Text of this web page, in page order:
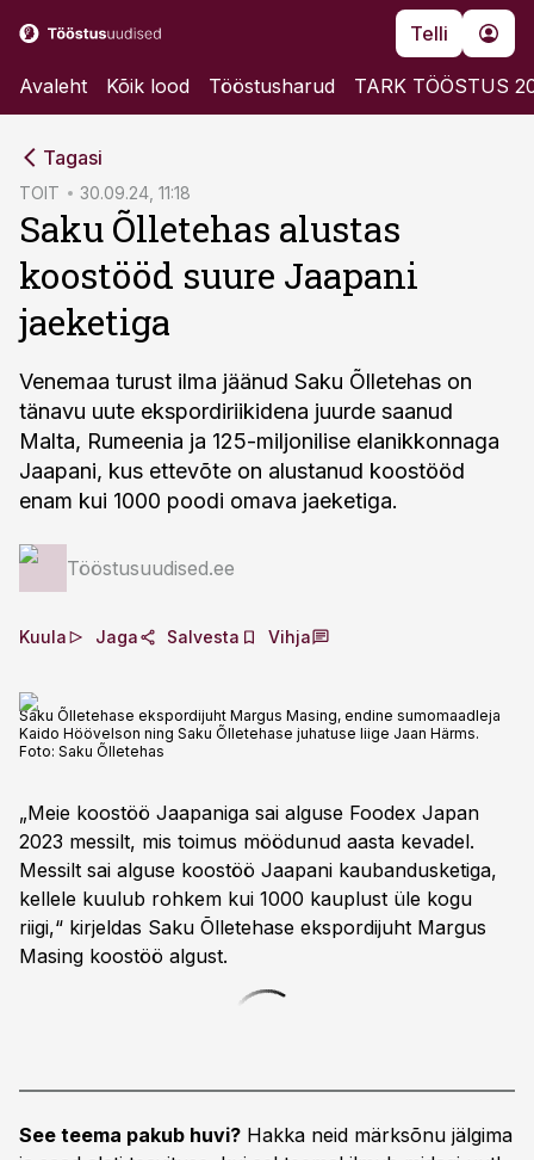
Telli
Avaleht Kõik lood Tööstusharud TARK TÖÖSTUS
Tagasi
TOIT 30.09.24, 11:18
Saku Õlletehas alustas
koostööd suure Jaapani
jaeketiga
Venemaa turust ilma jäänud Saku Õlletehas on
tänavu uute ekspordiriikidena juurde saanud
Malta, Rumeenia ja 125-miljonilise elanikkonnaga
Jaapani, kus ettevõte on alustanud koostööd
enam kui 1000 poodi omava jaeketiga.
Tööstusuudised.ee
Kuula Jaga Salvesta Vihja
Saku Õlletehase ekspordijuht Margus Masing, endine sumomaadleja
Kaido Höövelson ning Saku Õlletehase juhatuse liige Jaan Härms.
Foto: Saku Õlletehas
„Meie koostöö Jaapaniga sai alguse Foodex Japan
2023 messilt, mis toimus möödunud aasta kevadel.
Messilt sai alguse koostöö Jaapani kaubandusketiga,
kellele kuulub rohkem kui 1000 kauplust üle kogu
riigi,“ kirjeldas Saku Õlletehase ekspordijuht Margus
Masing koostöö algust.
See teema pakub huvi? Hakka neid märksõnu jälgima